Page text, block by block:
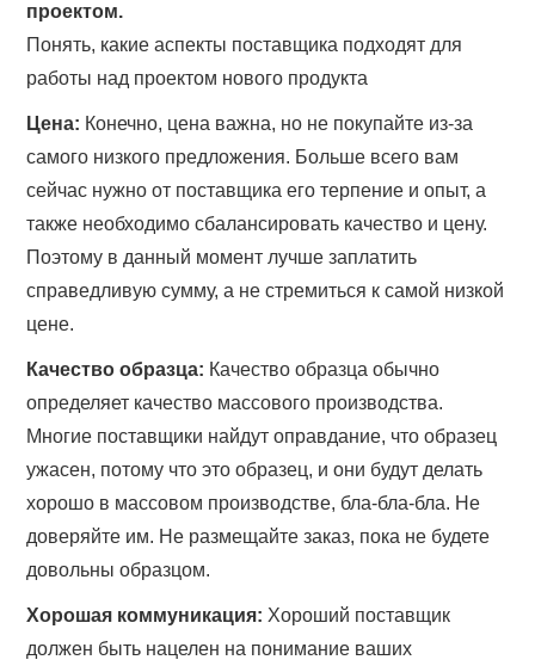
проектом.
Понять, какие аспекты поставщика подходят для
работы над проектом нового продукта
Цена: Конечно, цена важна, но не покупайте из-за
самого низкого предложения. Больше всего вам
сейчас нужно от поставщика его терпение и опыт, а
также необходимо сбалансировать качество и цену.
Поэтому в данный момент лучше заплатить
справедливую сумму, а не стремиться к самой низкой
цене.
Качество образца: Качество образца обычно
определяет качество массового производства.
Многие поставщики найдут оправдание, что образец
ужасен, потому что это образец, и они будут делать
хорошо в массовом производстве, бла-бла-бла. Не
доверяйте им. Не размещайте заказ, пока не будете
довольны образцом.
Хорошая коммуникация:Хороший поставщик
должен быть нацелен на понимание ваших